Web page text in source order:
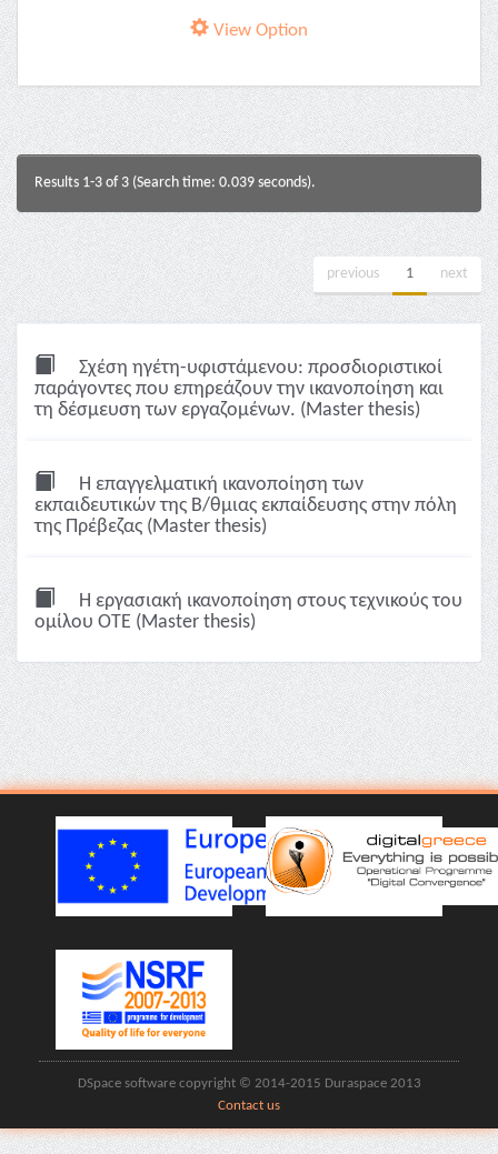
View Option
Results 1-3 of 3 (Search time: 0.039 seconds).
previous 1 next
Σχέση ηγέτη-υφιστάμενου: προσδιοριστικοί
παράγοντες που επηρεάζουν την ικανοποίηση και
τη δέσμευση των εργαζομένων. (Master thesis)
Η επαγγελματική ικανοποίηση των
εκπαιδευτικών της Β/θμιας εκπαίδευσης στην πόλη
της Πρέβεζας (Master thesis)
Η εργασιακή ικανοποίηση στους τεχνικούς του
ομίλου ΟΤΕ (Master thesis)
DSpace software copyright © 2014-2015 Duraspace 2013
Contact us